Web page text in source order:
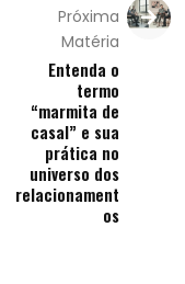
Próxima
Matéria
Entenda o
termo
“marmita de
casal” e sua
prática no
universo dos
relacionament
os